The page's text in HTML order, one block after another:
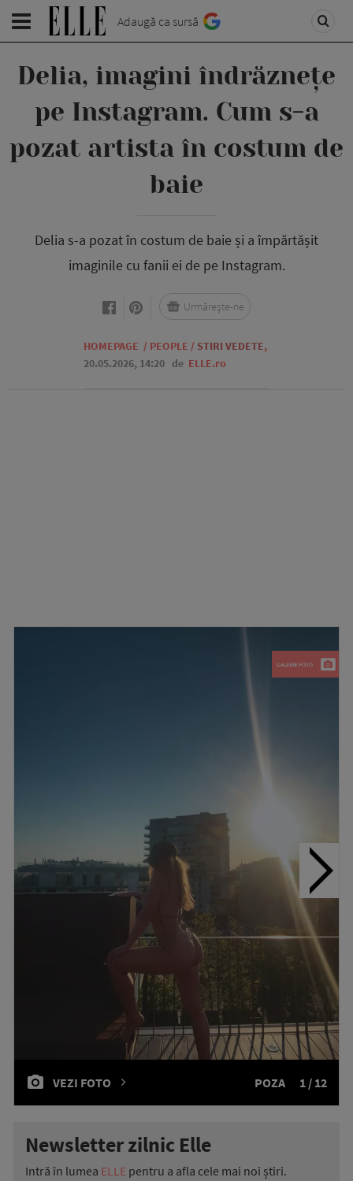
Adaugă ca sursă
Delia, imagini îndrăznețe
pe Instagram. Cum s-a
pozat artista în costum de
baie
Delia s-a pozat în costum de baie și a împărtășit
imaginile cu fanii ei de pe Instagram.
HOMEPAGE / PEOPLE / STIRI VEDETE,
20.05.2026, 14:20 de ELLE.ro
Urmărește-ne
VEZI FOTO POZA 1 / 12
Newsletter zilnic Elle
Intră în lumea ELLE pentru a afla cele mai noi știri.